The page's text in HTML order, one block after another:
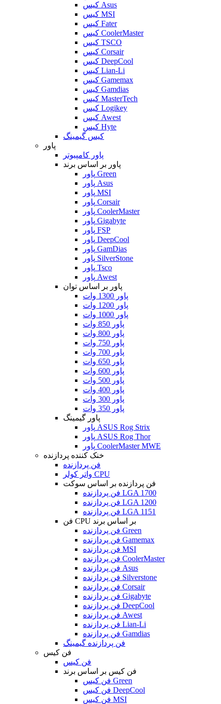
کیس Asus
کیس MSI
کیس Fater
کیس CoolerMaster
کیس TSCO
کیس Corsair
کیس DeepCool
کیس Lian-Li
کیس Gamemax
کیس Gamdias
کیس MasterTech
کیس Logikey
کیس Awest
کیس Hyte
کیس گیمینگ
پاور
پاور کامپیوتر
پاور بر اساس برند
پاور Green
پاور Asus
پاور MSI
پاور Corsair
پاور CoolerMaster
پاور Gigabyte
پاور FSP
پاور DeepCool
پاور GamDias
پاور SilverStone
پاور Tsco
پاور Awest
پاور بر اساس توان
پاور 1300 وات
پاور 1200 وات
پاور 1000 وات
پاور 850 وات
پاور 800 وات
پاور 750 وات
پاور 700 وات
پاور 650 وات
پاور 600 وات
پاور 500 وات
پاور 400 وات
پاور 300 وات
پاور 350 وات
پاور گیمینگ
پاور ASUS Rog Strix
پاور ASUS Rog Thor
پاور CoolerMaster MWE
خنک کننده پردازنده
فن پردازنده
واتر کولر CPU
فن پردازنده بر اساس سوکت
فن پردازنده LGA 1700
فن پردازنده LGA 1200
فن پردازنده LGA 1151
فن CPU بر اساس برند
فن پردازنده Green
فن پردازنده Gamemax
فن پردازنده MSI
فن پردازنده CoolerMaster
فن پردازنده Asus
فن پردازنده Silverstone
فن پردازنده Corsair
فن پردازنده Gigabyte
فن پردازنده DeepCool
فن پردازنده Awest
فن پردازنده Lian-Li
فن پردازنده Gamdias
فن پردازنده گیمینگ
فن کیس
فن کیس
فن کیس بر اساس برند
فن کیس Green
فن کیس DeepCool
فن کیس MSI